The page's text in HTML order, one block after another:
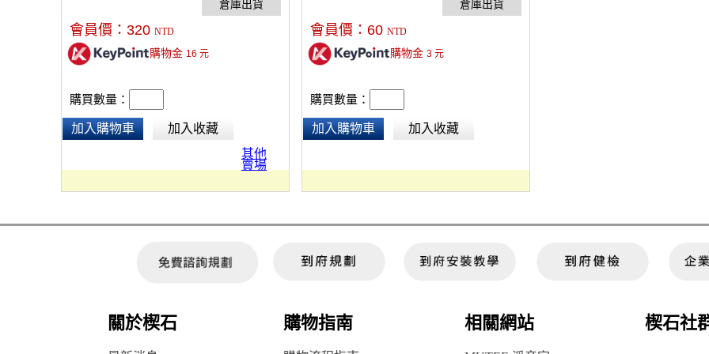
會員價： 320 NTD
購物金 16 元
購買數量：
加入購物車
加入收藏
其他
賣場
會員價： 60 NTD
購物金 3元
購買數量：
加入購物車 加入收藏
關於楔石 購物指南 相關網站 楔石社